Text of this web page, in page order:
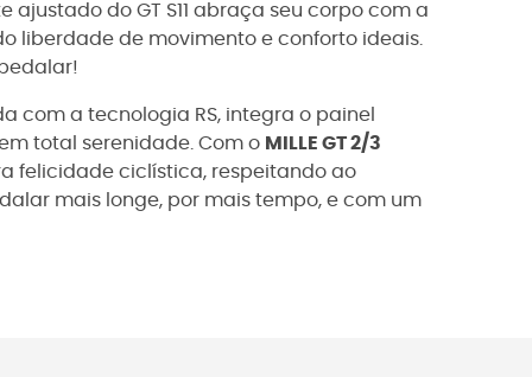
do GT S11 abraça seu corpo com a
liberdade de movimento e conforto ideais.
com a tecnologia RS, integra o painel
total serenidade. Com o MILLE GT 2/3
felicidade ciclística, respeitando ao
mais longe, por mais tempo, e com um